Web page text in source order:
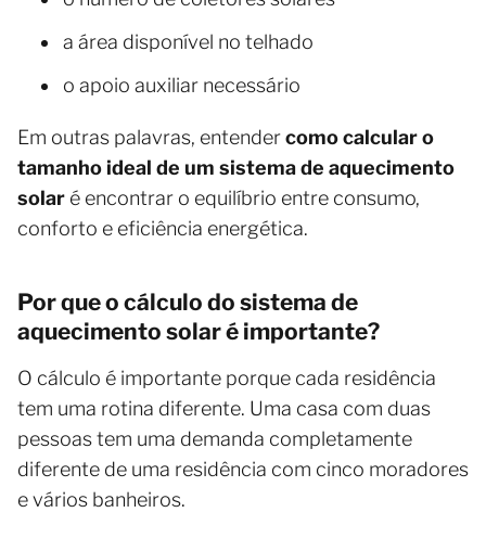
a área disponível no telhado
o apoio auxiliar necessário
Em outras palavras, entendercomo calcular o
tamanho ideal de um sistema de aquecimento
solar é encontrar o equilíbrio entre consumo,
conforto e eficiência energética.
Por que o cálculo do sistema de
aquecimento solar é importante?
O cálculo é importante porque cada residência
tem uma rotina diferente. Uma casa com duas
pessoas tem uma demanda completamente
diferente de uma residência com cinco moradores
e vários banheiros.